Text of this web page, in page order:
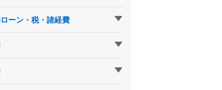
ーン・税・諸経費